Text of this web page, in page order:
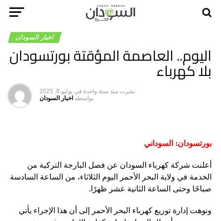
اخبار السودان
اليوم.. العاصمة المؤقتة بورتسودان
بلا كهرباء
نشرت منذ سنة واحدة في يوليو 8, 2025
بواسطه اخبار السودان
بورتسودان: السوداني
أعلنت شركة كهرباء السودان عن فصل البارجة التركية من
الخدمة في ولاية البحر الأحمر اليوم الثلاثاء، من الساعة السادسة
صباحًا وحتى الساعة الثانية عشر ظهرًا.
ونوهت إدارة توزيع كهرباء البحر الأحمر إلى أن هذا الإجراء يأتي